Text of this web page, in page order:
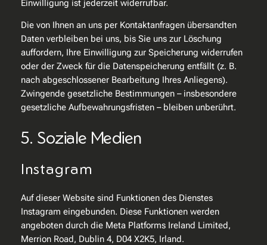
Einwilligung ist jederzeit widerrufbar.
Die von Ihnen an uns per Kontaktanfragen übersandten
Daten verbleiben bei uns, bis Sie uns zur Löschung
auffordern, Ihre Einwilligung zur Speicherung widerrufen
oder der Zweck für die Datenspeicherung entfällt (z. B.
nach abgeschlossener Bearbeitung Ihres Anliegens).
Zwingende gesetzliche Bestimmungen – insbesondere
gesetzliche Aufbewahrungsfristen – bleiben unberührt.
5. Soziale Medien
Instagram
Auf dieser Website sind Funktionen des Dienstes
Instagram eingebunden. Diese Funktionen werden
angeboten durch die Meta Platforms Ireland Limited,
Merrion Road, Dublin 4, D04 X2K5, Irland.